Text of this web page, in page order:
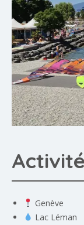
Genève
Lac Léman